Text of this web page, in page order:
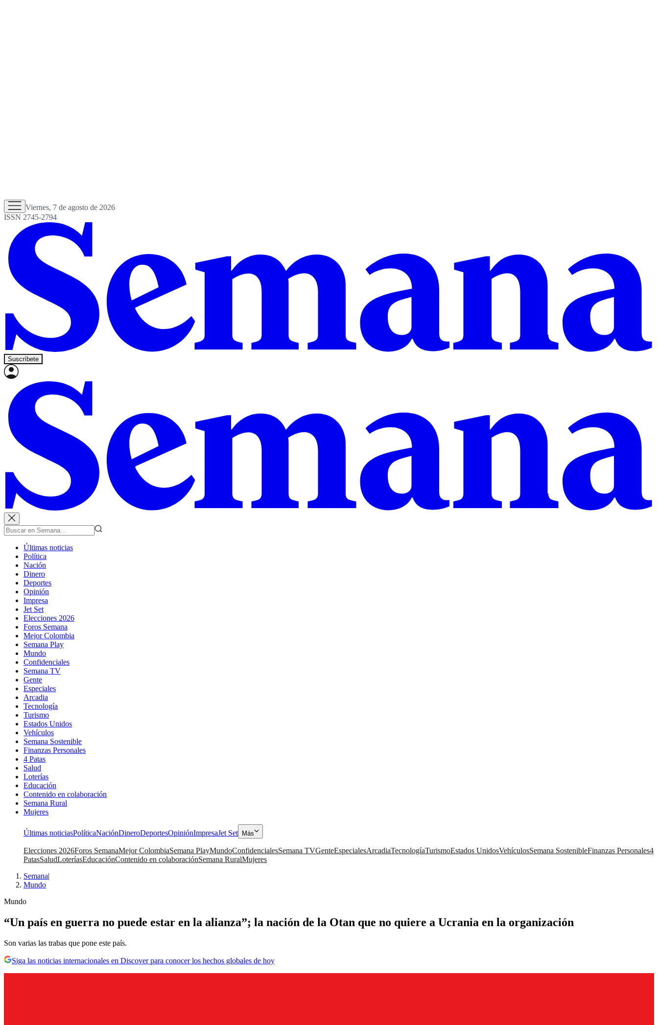
Viernes, 7 de agosto de 2026
ISSN 2745-2794
Suscríbete
Últimas noticias
Política
Nación
Dinero
Deportes
Opinión
Impresa
Jet Set
Elecciones 2026
Foros Semana
Mejor Colombia
Semana Play
Mundo
Confidenciales
Semana TV
Gente
Especiales
Arcadia
Tecnología
Turismo
Estados Unidos
Vehículos
Semana Sostenible
Finanzas Personales
4 Patas
Salud
Loterías
Educación
Contenido en colaboración
Semana Rural
Mujeres
Últimas noticiasPolíticaNaciónDineroDeportesOpiniónImpresaJet Set Más
Elecciones 2026Foros SemanaMejor ColombiaSemana PlayMundoConfidencialesSemana TVGenteEspecialesArcadiaTecnologíaTurismoEstados UnidosVehículosSemana SostenibleFinanzas Personales4
PatasSaludLoteríasEducaciónContenido en colaboraciónSemana RuralMujeres
Semana|
Mundo
Mundo
“Un país en guerra no puede estar en la alianza”; la nación de la Otan que no quiere a Ucrania en la organización
Son varias las trabas que pone este país.
Siga las noticias internacionales en Discover para conocer los hechos globales de hoy